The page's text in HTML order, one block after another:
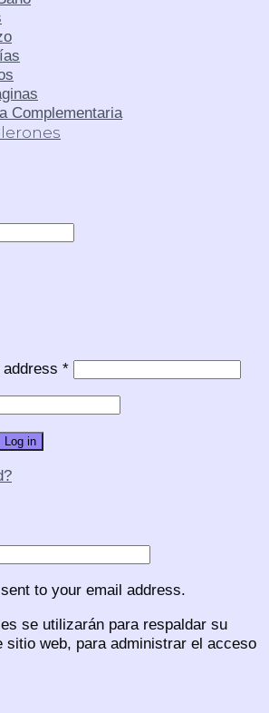
Complementaria
*
Log in
to your email address.
se utilizarán para respaldar su
sitio web, para administrar el acceso